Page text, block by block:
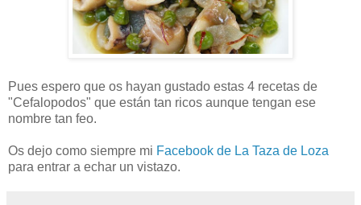
Pues espero que os hayan gustado estas 4 recetas de
"Cefalopodos" que están tan ricos aunque tengan ese
nombre tan feo.
Os dejo como siempre mi Facebook de La Taza de Loza
para entrar a echar un vistazo.